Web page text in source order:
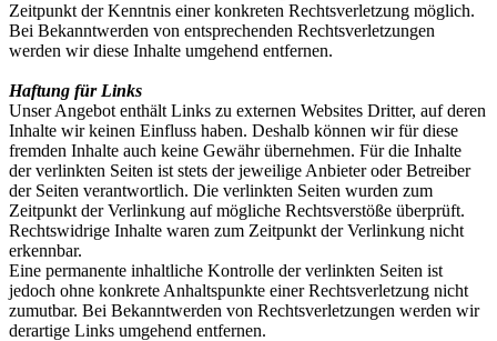
Zeitpunkt der Kenntnis einer konkreten Rechtsverletzung möglich.
Bei Bekanntwerden von entsprechenden Rechtsverletzungen
werden wir diese Inhalte umgehend entfernen.
Haftung für Links
Unser Angebot enthält Links zu externen Websites Dritter, auf deren
Inhalte wir keinen Einfluss haben. Deshalb können wir für diese
fremden Inhalte auch keine Gewähr übernehmen. Für die Inhalte
der verlinkten Seiten ist stets der jeweilige Anbieter oder Betreiber
der Seiten verantwortlich. Die verlinkten Seiten wurden zum
Zeitpunkt der Verlinkung auf mögliche Rechtsverstöße überprüft.
Rechtswidrige Inhalte waren zum Zeitpunkt der Verlinkung nicht
erkennbar.
Eine permanente inhaltliche Kontrolle der verlinkten Seiten ist
jedoch ohne konkrete Anhaltspunkte einer Rechtsverletzung nicht
zumutbar. Bei Bekanntwerden von Rechtsverletzungen werden wir
derartige Links umgehend entfernen.